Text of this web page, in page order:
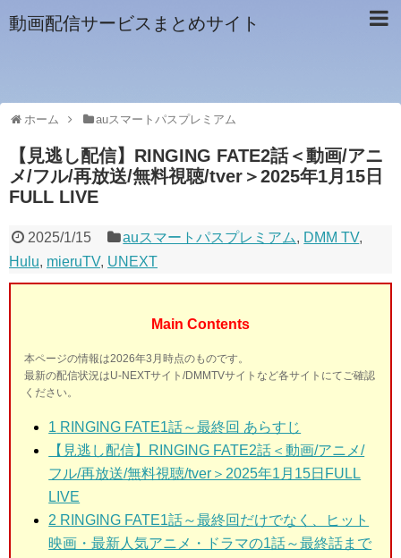
動画配信サービスまとめサイト
ホーム auスマートパスプレミアム
【見逃し配信】RINGING FATE2話＜動画/アニ
メ/フル/再放送/無料視聴/tver＞2025年1月15日
FULL LIVE
2025/1/15 auスマートパスプレミアム, DMM TV,
Hulu, mieruTV, UNEXT
Main Contents
本ページの情報は2026年3月時点のものです。
最新の配信状況はU-NEXTサイト/DMMTVサイトなど各サイトにてご確認
ください。
1 RINGING FATE1話～最終回 あらすじ
【見逃し配信】RINGING FATE2話＜動画/アニメ/
フル/再放送/無料視聴/tver＞2025年1月15日FULL
LIVE
2 RINGING FATE1話～最終回 だけでなく、ヒット
映画・最新人気アニメ・ドラマの1話～最終話まで